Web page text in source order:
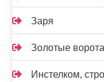
Заря
Золотые
Инстелком,